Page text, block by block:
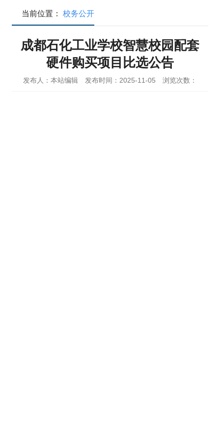
当前位置： 校务公开
成都石化工业学校智慧校园配套
硬件购买项目比选公告
发布人：本站编辑 发布时间：2025-11-05 浏览次数：